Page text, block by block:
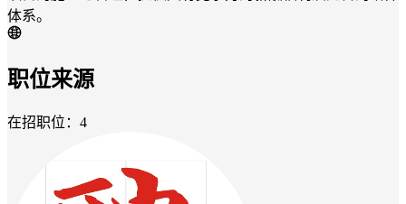
体系。
职位来源
在招职位：4